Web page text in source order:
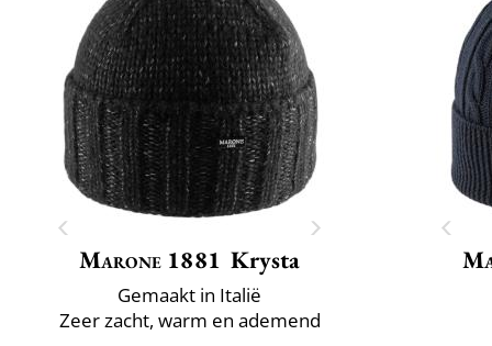
Marone 1881 Krysta
Gemaakt in Italië
Zeer zacht, warm en ademend